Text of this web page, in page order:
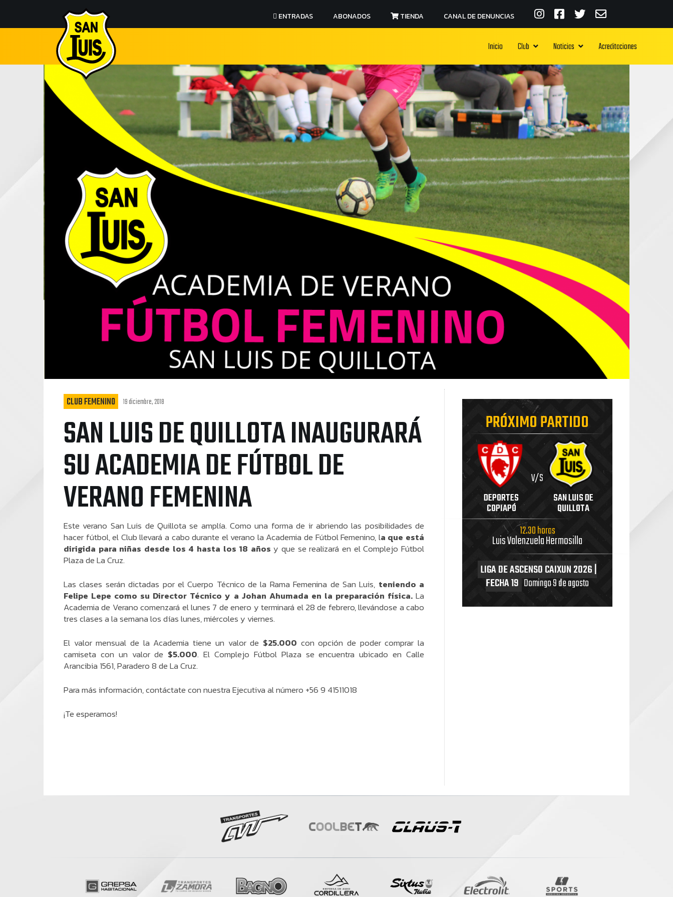
ENTRADAS ABONADOS TIENDA CANAL DE DENUNCIAS
Inicio Club Noticias Acreditaciones
CLUB FEMENINO 19 diciembre, 2018
SAN LUIS DE QUILLOTA INAUGURARÁ
SU ACADEMIA DE FÚTBOL DE
VERANO FEMENINA
Este verano San Luis de Quillota se amplía. Como una forma de ir abriendo las posibilidades de
hacer fútbol, el Club llevará a cabo durante el verano la Academia de Fútbol Femenino, la que está
dirigida para niñas desde los 4 hasta los 18 años y que se realizará en el Complejo Fútbol
Plaza de La Cruz.
Las clases serán dictadas por el Cuerpo Técnico de la Rama Femenina de San Luis, teniendo a
Felipe Lepe como su Director Técnico y a Johan Ahumada en la preparación física.La
Academia de Verano comenzará el lunes 7 de enero y terminará el 28 de febrero, llevándose a cabo
tres clases a la semana los días lunes, miércoles y viernes.
El valor mensual de la Academia tiene un valor de $25.000 con opción de poder comprar la
camiseta con un valor de $5.000. El Complejo Fútbol Plaza se encuentra ubicado en Calle
Arancibia 1561, Paradero 8 de La Cruz.
Para más información, contáctate con nuestra Ejecutiva al número +56 9 41511018
¡Te esperamos!
PRÓXIMO PARTIDO
DEPORTES
COPIAPÓ
V/S
SAN LUIS DE
QUILLOTA
12.30 horas
Luis Valenzuela Hermosilla
LIGA DE ASCENSO CAIXUN 2026 |
FECHA 19 Domingo 9 de agosto